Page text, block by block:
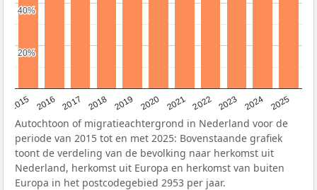
2015 2016 2017 2018 2019 2020 2021 2022 2023 2024 2025
20%
20%
40%
40%
Autochtoon of migratieachtergrond in Nederland voor de
periode van 2015 tot en met 2025: Bovenstaande grafiek
toont de verdeling van de bevolking naar herkomst uit
Nederland, herkomst uit Europa en herkomst van buiten
Europa in het postcodegebied 2953 per jaar.